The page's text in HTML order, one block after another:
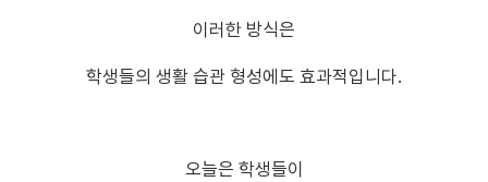
이러한 방식은
학생들의 생활 습관 형성에도 효과적입니다.
오늘은 학생들이